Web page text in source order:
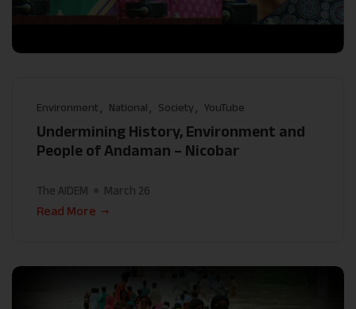
Environment National Society YouTube
Undermining History, Environment and
People of Andaman – Nicobar
The AIDEM
March 26
Read More